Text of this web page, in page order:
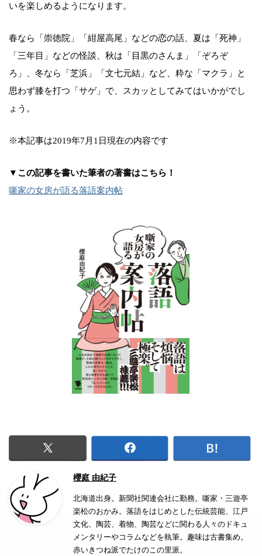
いを楽しめるようになります。
春なら「崇徳院」「紺屋高尾」などの恋の話、夏は「死神」
「三年目」などの怪談、秋は「目黒のさんま」「ぞろぞ
ろ」、冬なら「芝浜」「文七元結」など、粋な「マクラ」と
思わず膝を打つ「サゲ」で、スカッとしてみてはいかがでし
ょう。
※本記事は2019年7月1日現在の内容です
▼この記事を書いた筆者の著書はこちら！
噺家の女房が語る落語案内帖
櫻庭 由紀子
北海道出身。新聞社関連会社に勤務。噺家・三遊亭
楽松のおかみ。落語をはじめとした伝統芸能、江戸
文化、陶芸、着物、陶芸などに関わる人々のドキュ
メンタリーやコラムなどを執筆。趣味は古書集め。
赤いきつね派でたけのこの里派。